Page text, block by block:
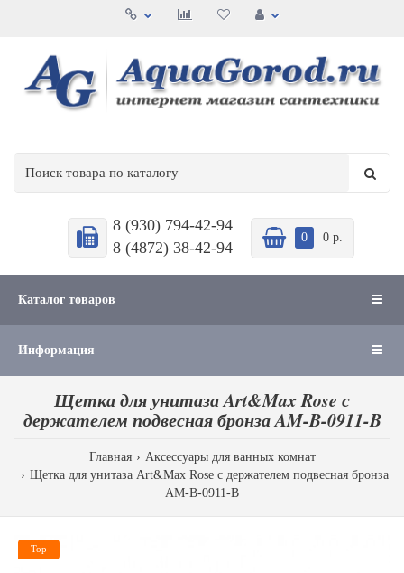
8 (930) 794-42-94
8 (4872) 38-42-94
0 0 р.
Каталог товаров
Информация
Щетка для унитаза Art&Max Rose с
держателем подвесная бронза AM-B-0911-B
Главная
Аксессуары для ванных комнат
Щетка для унитаза Art&Max Rose с держателем подвесная бронза
AM-B-0911-B
Top